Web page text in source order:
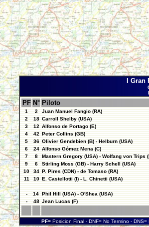
I
PF N° Piloto
1 2
Juan Manuel Fangio (RA)
2
18 Carroll Shelby (USA)
3
12 Alfonso de Portago (E)
4
42 Peter Collins (GB)
5
36 Olivier Gendebien (B) - Helburn (USA)
6
24 Alfonso Gómez Mena (C)
7
8
Mastern Gregory (USA) - Wolfang von Trips
9
6
Stirling Moss (GB) - Harry Schell (USA)
10
34 P. Pires (CDN) - de Tomaso (RA)
11
10 E. Castellotti (I) - L. Chinetti (USA)
- 14 Phil Hill (USA) - O'Shea (USA)
-
48 Jean Lucas (F)
PF= Posicion Final - DNF= No Termino -